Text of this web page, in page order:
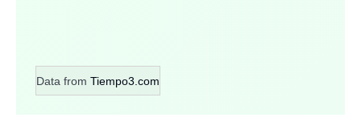
Data from Tiempo3.com